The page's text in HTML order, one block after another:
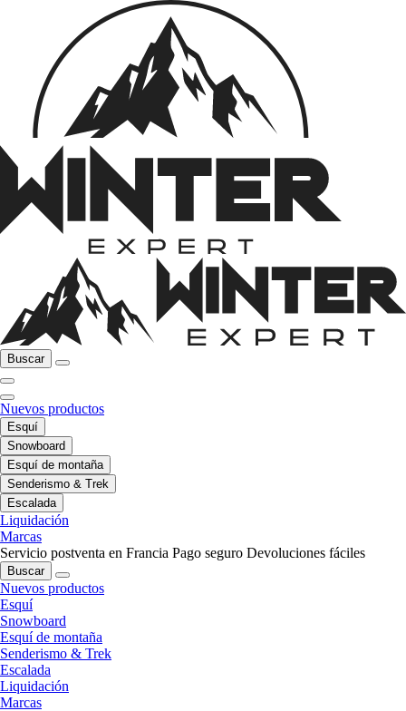
Buscar
Nuevos productos
Esquí
Snowboard
Esquí de montaña
Senderismo & Trek
Escalada
Liquidación
Marcas
Servicio postventa en Francia Pago seguro Devoluciones fáciles
Buscar
Nuevos productos
Esquí
Snowboard
Esquí de montaña
Senderismo & Trek
Escalada
Liquidación
Marcas